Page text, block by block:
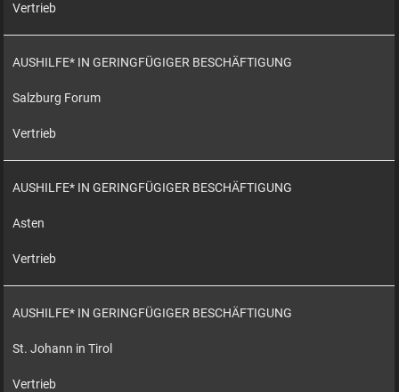
Vertrieb
AUSHILFE* IN GERINGFÜGIGER BESCHÄFTIGUNG
Salzburg Forum
Vertrieb
AUSHILFE* IN GERINGFÜGIGER BESCHÄFTIGUNG
Asten
Vertrieb
AUSHILFE* IN GERINGFÜGIGER BESCHÄFTIGUNG
St. Johann in Tirol
Vertrieb